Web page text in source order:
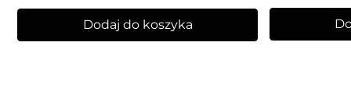
Dodaj do koszyka